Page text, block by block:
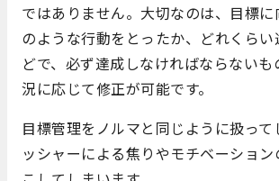
ではありません。大切なのは、目標
のような行動をとったか、どれくら
どで、必ず達成しなければならない
況に応じて修正が可能です。
目標管理をノルマと同じように扱って
ッシャーによる焦りやモチベーショ